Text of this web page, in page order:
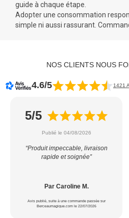
guide à chaque étape.
Adopter une consommation
simple ni aussi rassurant.
NOS CLIENTS NOUS
4.6/5 1421
5/5
Publié le 04/08/2026
“Produit impeccable, livraison
rapide et soignée”
Par Caroline M.
Avis publié, suite à une commande passée sur
Berceaumagique.com le 22/07/2026